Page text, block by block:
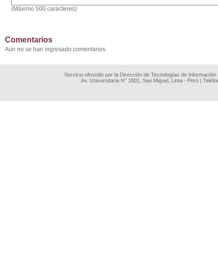
(Máximo 500 caracteres)
Comentarios
Aún no se han ingresado comentarios
Servicio ofrecido por la Dirección de Tecnologías de
Av. Universitaria N° 1801, San Miguel, Lima - Perú |